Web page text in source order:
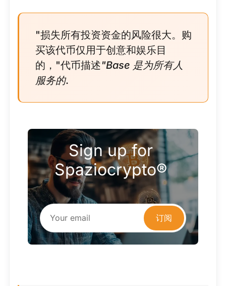
"损失所有投资资金的风险很大。购
买该代币仅用于创意和娱乐目
的，"代币描述"Base 是为所有人
服务的.
Sign up for
Spaziocrypto®
订阅